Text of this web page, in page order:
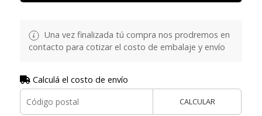
Una vez finalizada tú compra nos prodremos en
contacto para cotizar el costo de embalaje y envío
Calculá el costo de envío
CALCULAR